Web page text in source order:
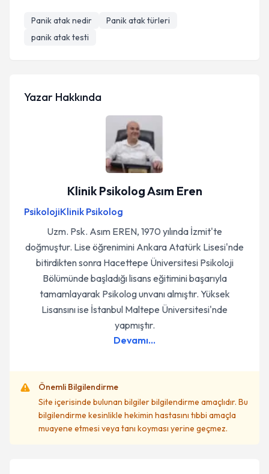
Panik atak nedir
Panik atak türleri
panik atak testi
Yazar Hakkında
Klinik Psikolog Asım Eren
PsikolojiKlinik Psikolog
Uzm. Psk. Asım EREN, 1970 yılında İzmit'te
doğmuştur. Lise öğrenimini Ankara Atatürk Lisesi'nde
bitirdikten sonra Hacettepe Üniversitesi Psikoloji
Bölümünde başladığı lisans eğitimini başarıyla
tamamlayarak Psikolog unvanı almıştır. Yüksek
Lisansını ise İstanbul Maltepe Üniversitesi'nde
yapmıştır.
Devamı...
Önemli Bilgilendirme
Site içerisinde bulunan bilgiler bilgilendirme amaçlıdır. Bu
bilgilendirme kesinlikle hekimin hastasını tıbbi amaçla
muayene etmesi veya tanı koyması yerine geçmez.